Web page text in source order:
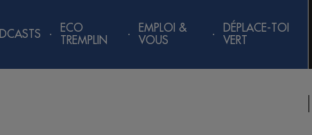
ECO
TREMPLIN
EMPLOI &
VOUS
DÉPLACE-TOI
VERT